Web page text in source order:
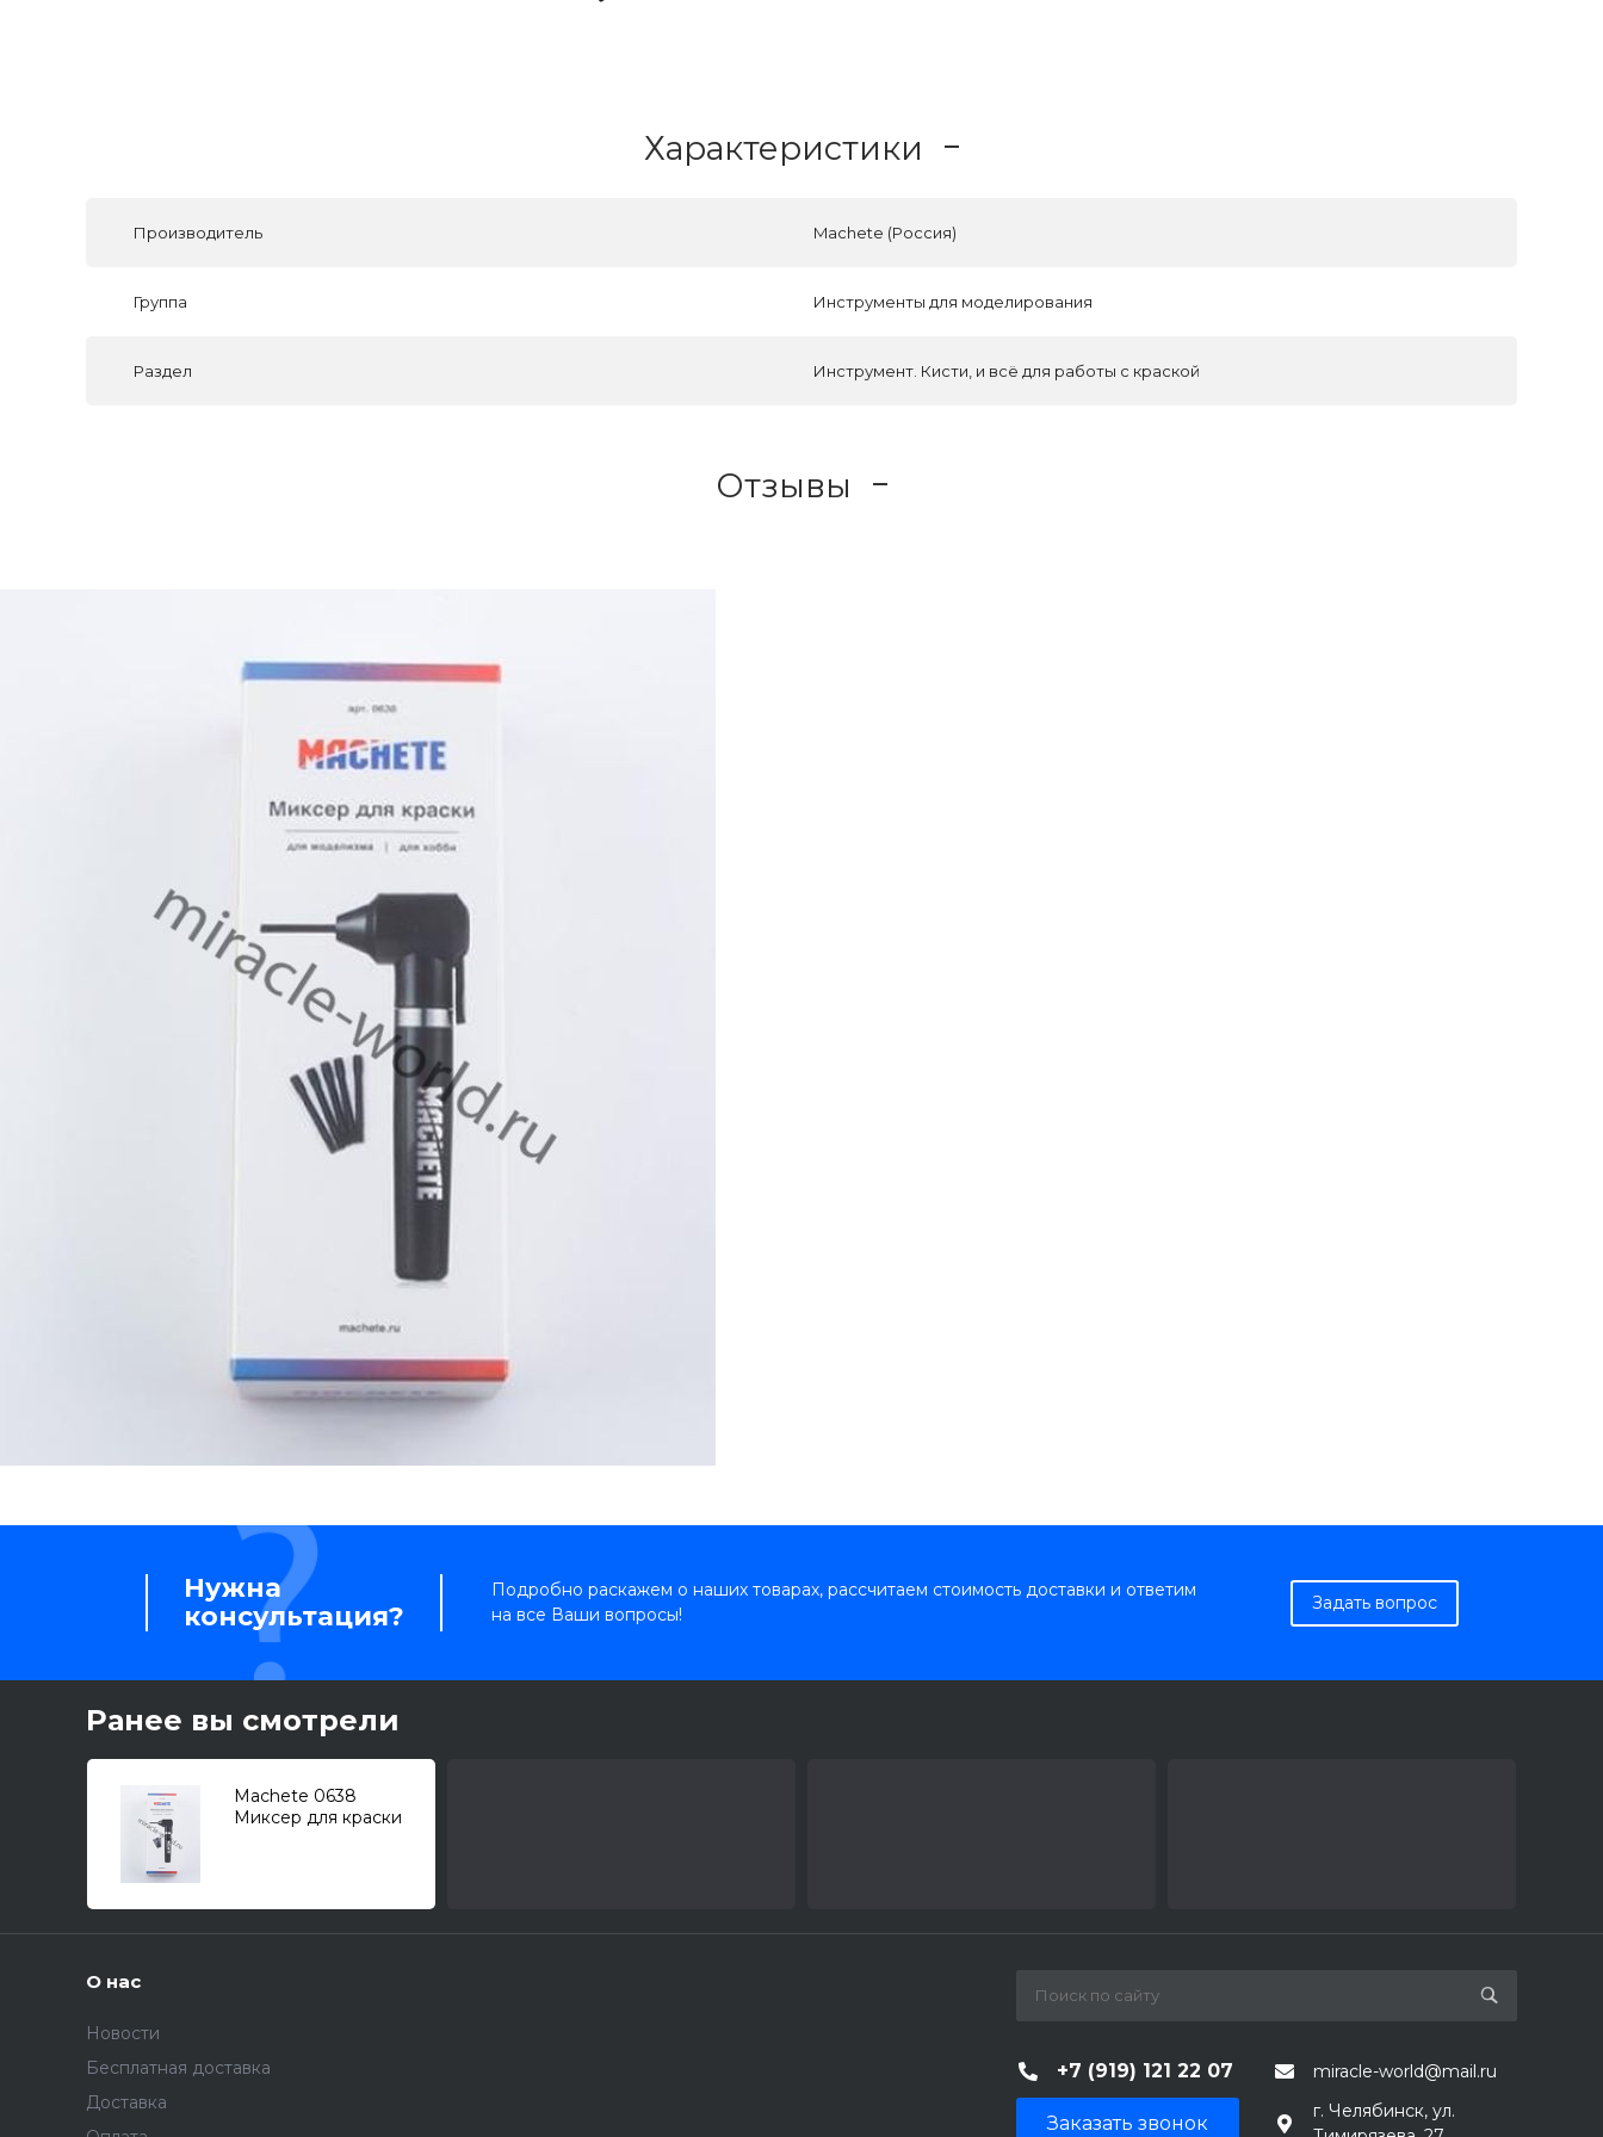
Характеристики
Производитель Machete (Россия)
Группа Инструменты для моделирования
Раздел Инструмент. Кисти, и всё для работы с краской
Отзывы
Нужна
консультация?
Подробно раскажем о наших товарах, рассчитаем стоимость доставки и ответим
на все Ваши вопросы!
Задать вопрос
Ранее вы смотрели
Machete 0638
Миксер для краски
О нас
Новости
Бесплатная доставка
Доставка
+7 (919) 121 22 07 miracle-world@mail.ru
Заказать звонок
г. Челябинск, ул.